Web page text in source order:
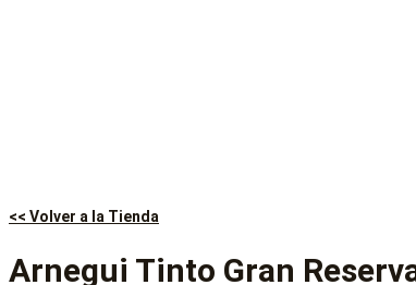
<< Volver a la Tienda
Arnegui Tinto Gran